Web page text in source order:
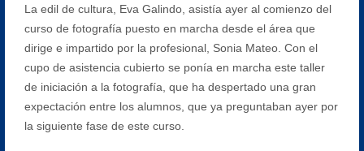
La edil de cultura, Eva Galindo, asistía ayer al comienzo del
curso de fotografía puesto en marcha desde el área que
dirige e impartido por la profesional, Sonia Mateo. Con el
cupo de asistencia cubierto se ponía en marcha este taller
de iniciación a la fotografía, que ha despertado una gran
expectación entre los alumnos, que ya preguntaban ayer por
la siguiente fase de este curso.